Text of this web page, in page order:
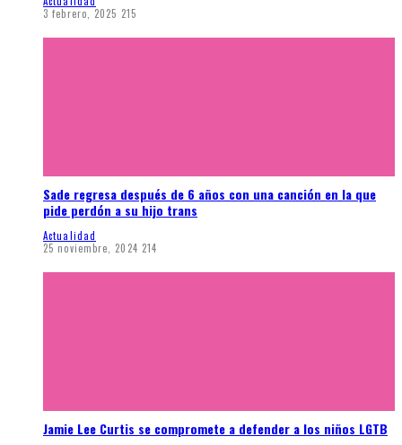
3 febrero, 2025 215
Sade regresa después de 6 años con una canción en la que
pide perdón a su hijo trans
Actualidad
25 noviembre, 2024 214
Jamie Lee Curtis se compromete a defender a los niños LGTB